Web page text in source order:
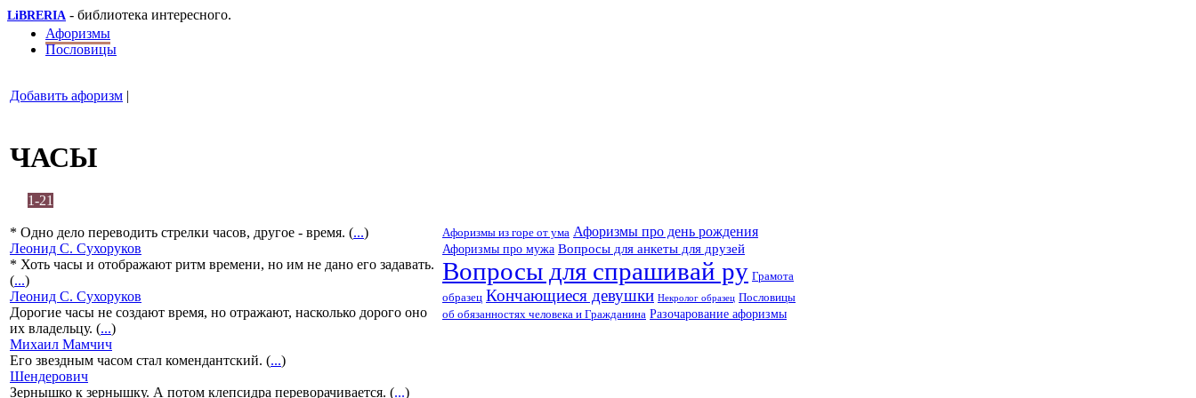
LiBRERIA - библиотека интересного.
Афоризмы
Пословицы
Добавить афоризм |
ЧАСЫ
1-21
* Одно дело переводить стрелки часов, другое - время. (...)
Леонид С. Сухоруков
* Хоть часы и отображают ритм времени, но им не дано его задавать.
(...)
Леонид С. Сухоруков
Дорогие часы не создают время, но отражают, насколько дорого оно
их владельцу. (...)
Михаил Мамчич
Его звездным часом стал комендантский. (...)
Шендерович
Зернышко к зернышку. А потом клепсидра переворачивается. (...)
Афоризмы из горе от ума Афоризмы про день рождения
Афоризмы про мужа Вопросы для анкеты для друзей
Вопросы для спрашивай ру Грамота
образец Кончающиеся девушки Некролог образец Пословицы
об обязанностях человека и Гражданина Разочарование афоризмы